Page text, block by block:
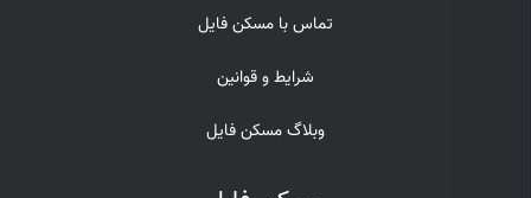
تماس با مسکن فایل
شرایط و قوانین
وبلاگ مسکن فایل